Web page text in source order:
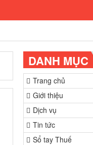
DANH MỤC
Trang chủ
Giới thiệu
Dịch vụ
Tin tức
Sổ tay Thuế